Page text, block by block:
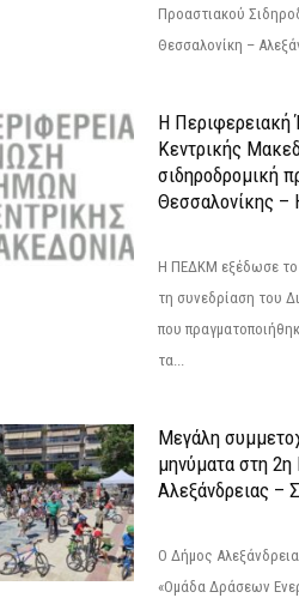
Προαστιακού
Θεσσαλονίκη –
Η
Κεντρικής
σιδηροδρομική
Θεσσαλονίκης –
Η ΠΕΔΚΜ εξέδωσε το
τη συνεδρίαση του
που
τα...
Μεγάλη
μηνύματα στη
Αλεξάνδρειας –
Ο Δήμος
«Ομάδα Δράσεων